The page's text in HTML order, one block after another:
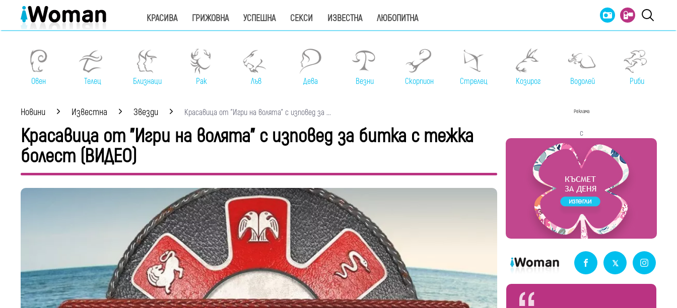
КРАСИВА ГРИЖОВНА УСПЕШНА СЕКСИ ИЗВЕСТНА ЛЮБОПИТНА
Овен Телец Близнаци Рак Лъв Дева Везни Скорпион Стрелец Козирог Водолей Риби
Новини Известна Звезди Красавица от "Игри на волята" с изповед за ...
Красавица от "Игри на волята" с изповед за битка с тежка
болест (ВИДЕО)
Реклама
с